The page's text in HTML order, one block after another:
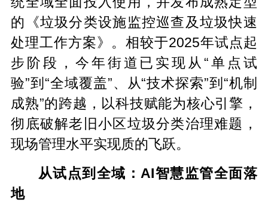
的《垃圾分类设施监控巡查及垃圾快速
处理工作方案》。相较于2025年试点起
步阶段，今年街道已实现从“单点试
验”到“全域覆盖”、从“技术探索”到“机制
成熟”的跨越，以科技赋能为核心引擎，
彻底破解老旧小区垃圾分类治理难题，
现场管理水平实现质的飞跃。
从试点到全域：AI智慧监管全面落
地